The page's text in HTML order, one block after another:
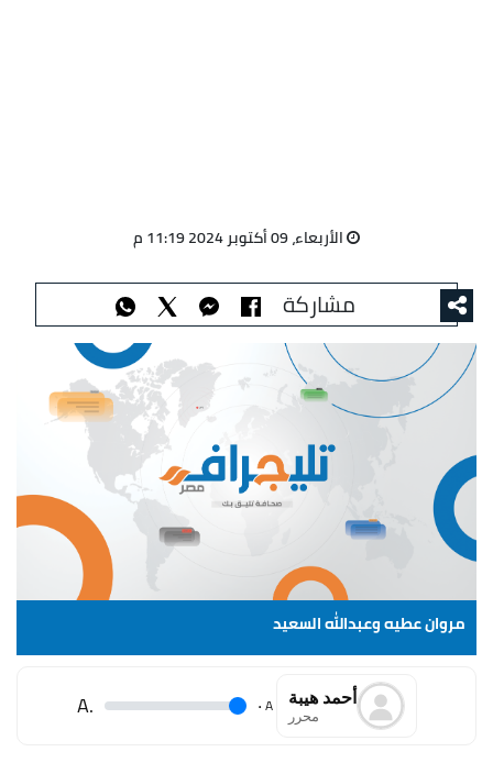
الأربعاء، 09 أكتوبر 2024 11:19 م
مشاركة
مروان عطيه وعبدالله السعيد
أحمد هيبة
محرر A
.
.A